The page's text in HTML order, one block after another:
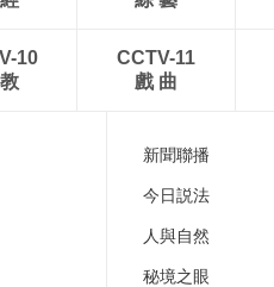
10
CCTV-11
戲 曲
新聞聯播
今日説法
人與自然
秘境之眼